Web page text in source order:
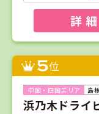
詳 細
5位
島
浜乃木ドライ